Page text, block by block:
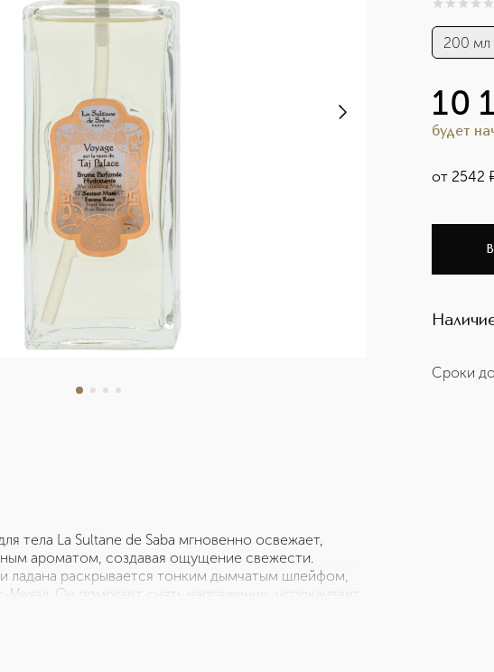
0из 0
200 мл
10
будет
от 2542
Сроки
тела La Sultane de Saba мгновенно освежает,
ароматом, создавая ощущение свежести.
ладана раскрывается тонким дымчатым шлейфом,
Он помогает снять напряжение, успокаивает
преданности и восточной роскоши. La Sultane